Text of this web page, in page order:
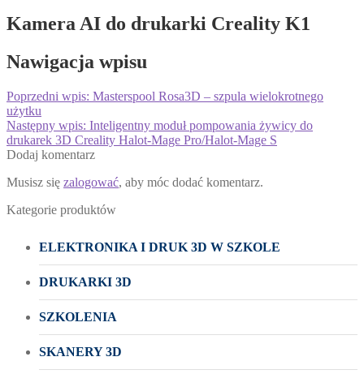
Kamera AI do drukarki Creality K1
Nawigacja wpisu
Poprzedni wpis: Masterspool Rosa3D – szpula wielokrotnego
użytku
Następny wpis: Inteligentny moduł pompowania żywicy do
drukarek 3D Creality Halot-Mage Pro/Halot-Mage S
Dodaj komentarz
Musisz się zalogować, aby móc dodać komentarz.
Kategorie produktów
ELEKTRONIKA I DRUK 3D W SZKOLE
DRUKARKI 3D
SZKOLENIA
SKANERY 3D